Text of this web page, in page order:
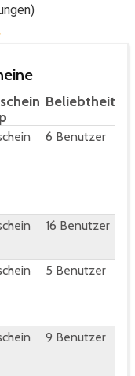
Beliebtheit
6 Benutzer
16 Benutzer
5 Benutzer
9 Benutzer